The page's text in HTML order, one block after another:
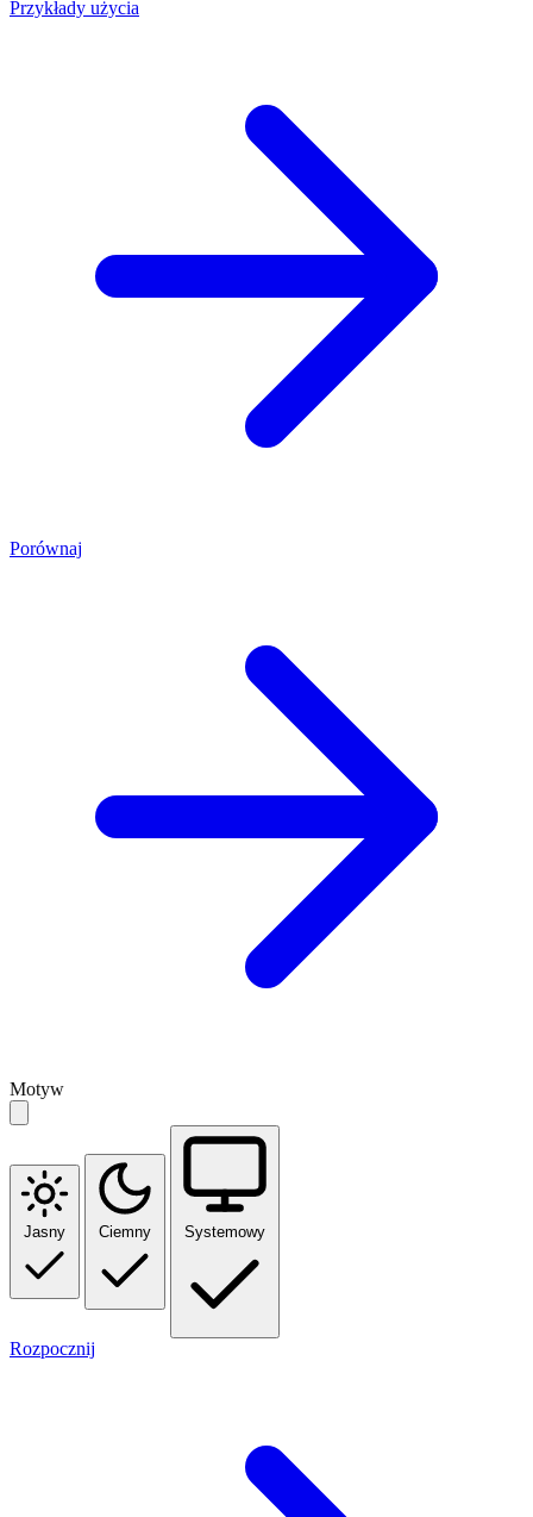
Przykłady użycia
Porównaj
Motyw
Jasny Ciemny Systemowy
Rozpocznij